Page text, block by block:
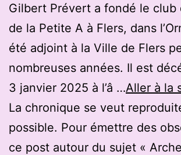
Gilbert Prévert a fondé le club
de la Petite A à Flers, dans
été adjoint à la Ville de Flers
nombreuses années. Il est
3 janvier 2025 à l’â …Aller à la
La chronique se veut
possible. Pour émettre des
ce post autour du sujet «